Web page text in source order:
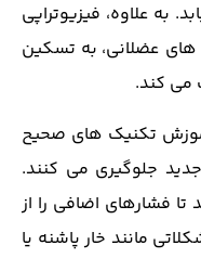
به علاوه، فیزیوتراپی
عضلانی، به تسکین
می ‌کند.
تکنیک ‌های صحیح
جلوگیری می ‌کنند.
فشارهای اضافی را از
مانند خار پاشنه یا